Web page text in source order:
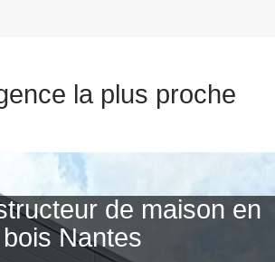
la plus proche
de maison en
bois Nantes